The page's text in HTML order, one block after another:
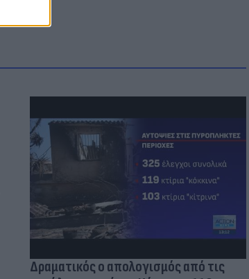
Δραματικός ο απολογισμός από τις